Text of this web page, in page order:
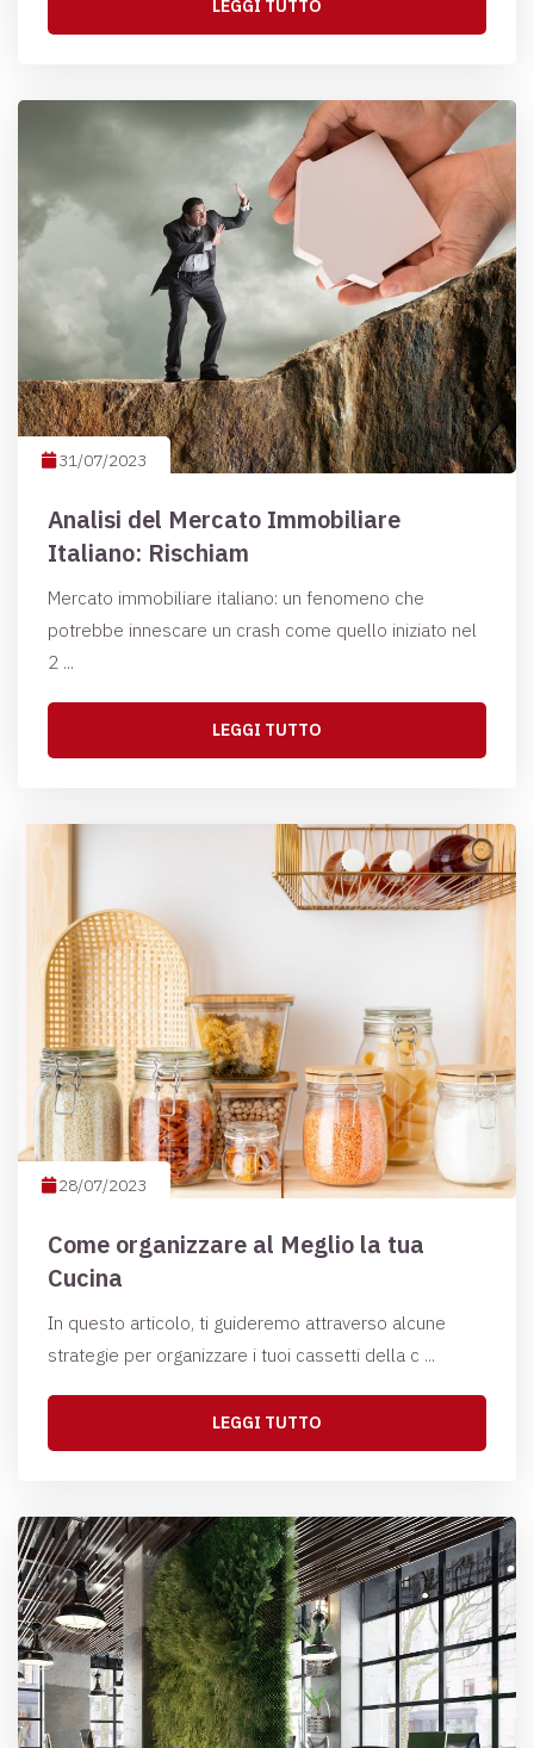
LEGGI TUTTO
31/07/2023
Analisi del Mercato Immobiliare
Italiano: Rischiam
Mercato immobiliare italiano: un fenomeno che
potrebbe innescare un crash come quello iniziato nel
2 ...
LEGGI TUTTO
28/07/2023
Come organizzare al Meglio la tua
Cucina
In questo articolo, ti guideremo attraverso alcune
strategie per organizzare i tuoi cassetti della c ...
LEGGI TUTTO